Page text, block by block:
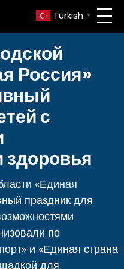
Turkish ▼
Россия»
с
«Единая
праздник для
по
и «Единая страна
для